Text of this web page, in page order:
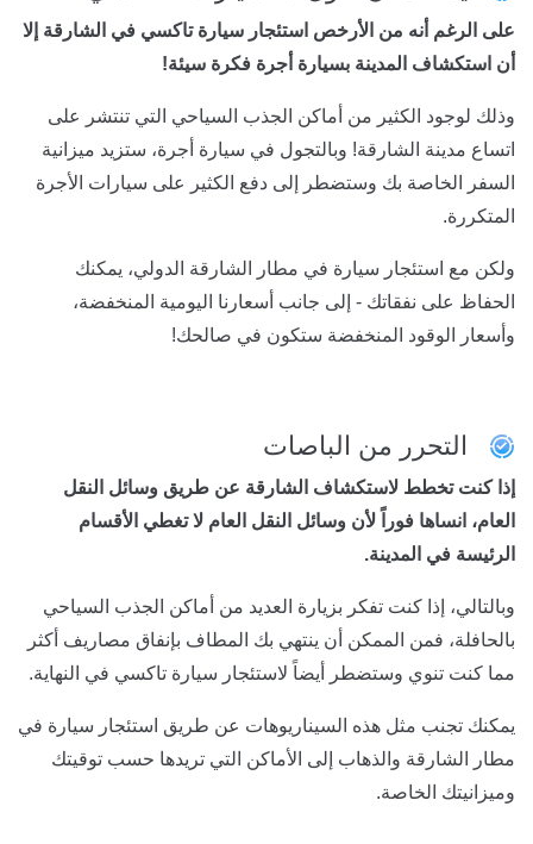
على الرغم أنه من الأرخص استئجار سيارة تاكسي في الشارقة إلا
أن استكشاف المدينة بسيارة أجرة فكرة سيئة!
وذلك لوجود الكثير من أماكن الجذب السياحي التي تنتشر على
اتساع مدينة الشارقة! وبالتجول في سيارة أجرة، ستزيد ميزانية
السفر الخاصة بك وستضطر إلى دفع الكثير على سيارات الأجرة
المتكررة.
ولكن مع استئجار سيارة في مطار الشارقة الدولي، يمكنك
الحفاظ على نفقاتك - إلى جانب أسعارنا اليومية المنخفضة،
وأسعار الوقود المنخفضة ستكون في صالحك!
التحرر من الباصات
إذا كنت تخطط لاستكشاف الشارقة عن طريق وسائل النقل
العام، انساها فوراً لأن وسائل النقل العام لا تغطي الأقسام
الرئيسة في المدينة.
وبالتالي، إذا كنت تفكر بزيارة العديد من أماكن الجذب السياحي
بالحافلة، فمن الممكن أن ينتهي بك المطاف بإنفاق مصاريف أكثر
مما كنت تنوي وستضطر أيضاً لاستئجار سيارة تاكسي في النهاية.
يمكنك تجنب مثل هذه السيناريوهات عن طريق استئجار سيارة في
مطار الشارقة والذهاب إلى الأماكن التي تريدها حسب توقيتك
وميزانيتك الخاصة.